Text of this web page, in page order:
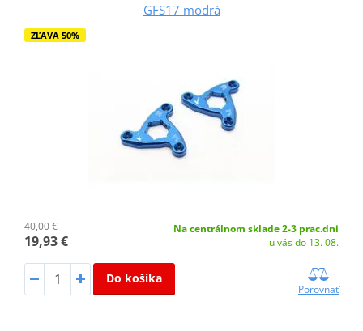
GFS17 modrá
ZĽAVA 50%
40,00 €
19,93 €
Na centrálnom sklade 2-3 prac.dni
u vás do 13. 08.
Do košíka
Porovnať